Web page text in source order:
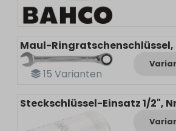
15 Varianten
Maul-Ringratschenschlüssel,
Steckschlüssel-Einsatz 1/2",